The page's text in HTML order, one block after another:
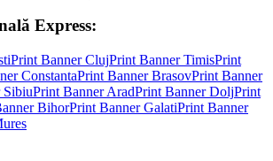
Express:
Print BannerClujPrint BannerTimisPrint
ConstantaPrint BannerBrasovPrint Banner
SibiuPrint BannerAradPrint BannerDoljPrint
BihorPrint BannerGalatiPrint Banner